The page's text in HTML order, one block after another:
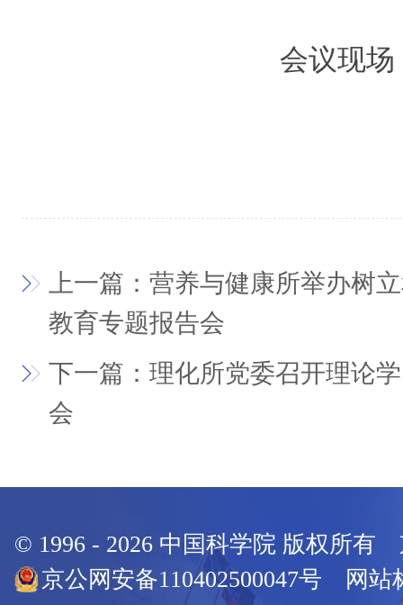
会议现场
上一篇：营养与健康所举办树
教育专题报告会
下一篇：理化所党委召开理论
会
© 1996 - 2026 中国科学院 版权所有
京公网安备110402500047号 网站